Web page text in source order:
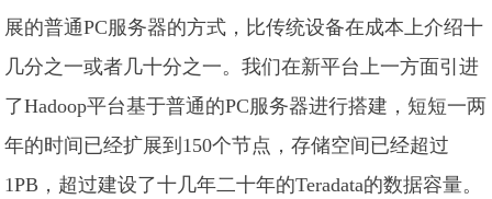
展的普通PC服务器的方式，比传统设备在成本上介绍十
几分之一或者几十分之一。我们在新平台上一方面引进
了Hadoop平台基于普通的PC服务器进行搭建，短短一两
年的时间已经扩展到150个节点，存储空间已经超过
1PB，超过建设了十几年二十年的Teradata的数据容量。